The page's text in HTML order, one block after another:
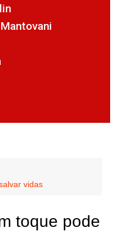
vidas
toque pode